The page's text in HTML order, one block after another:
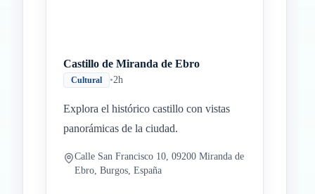
Castillo de Miranda de Ebro
Cultural •2h
Explora el histórico castillo con vistas
panorámicas de la ciudad.
Calle San Francisco 10, 09200 Miranda de
Ebro, Burgos, España